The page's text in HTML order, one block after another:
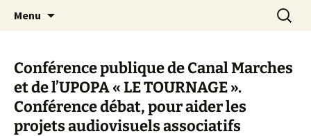
Canal Marches
Menu
Conférence publique de Canal Marches
et de l’UPOPA « LE TOURNAGE ».
Conférence débat, pour aider les
projets audiovisuels associatifs